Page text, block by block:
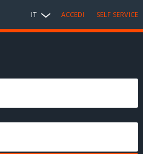
IT ACCEDI SELF SERVICE